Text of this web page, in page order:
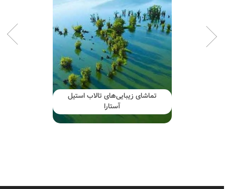
تماشای زیبایی‌های تالاب استیل
آستارا